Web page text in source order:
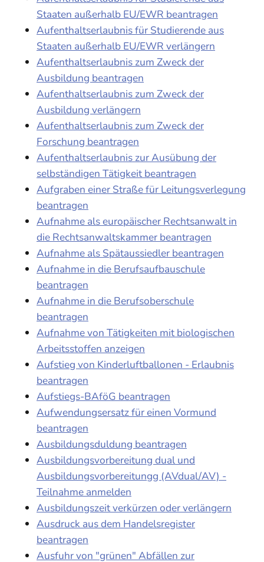
Staaten außerhalb EU/EWR beantragen
Aufenthaltserlaubnis für Studierende aus
Staaten außerhalb EU/EWR verlängern
Aufenthaltserlaubnis zum Zweck der
Ausbildung beantragen
Aufenthaltserlaubnis zum Zweck der
Ausbildung verlängern
Aufenthaltserlaubnis zum Zweck der
Forschung beantragen
Aufenthaltserlaubnis zur Ausübung der
selbständigen Tätigkeit beantragen
Aufgraben einer Straße für Leitungsverlegung
beantragen
Aufnahme als europäischer Rechtsanwalt in
die Rechtsanwaltskammer beantragen
Aufnahme als Spätaussiedler beantragen
Aufnahme in die Berufsaufbauschule
beantragen
Aufnahme in die Berufsoberschule
beantragen
Aufnahme von Tätigkeiten mit biologischen
Arbeitsstoffen anzeigen
Aufstieg von Kinderluftballonen - Erlaubnis
beantragen
Aufstiegs-BAföG beantragen
Aufwendungsersatz für einen Vormund
beantragen
Ausbildungsduldung beantragen
Ausbildungsvorbereitung dual und
Ausbildungsvorbereitungg (AVdual/AV) -
Teilnahme anmelden
Ausbildungszeit verkürzen oder verlängern
Ausdruck aus dem Handelsregister
beantragen
Ausfuhr von "grünen" Abfällen zur